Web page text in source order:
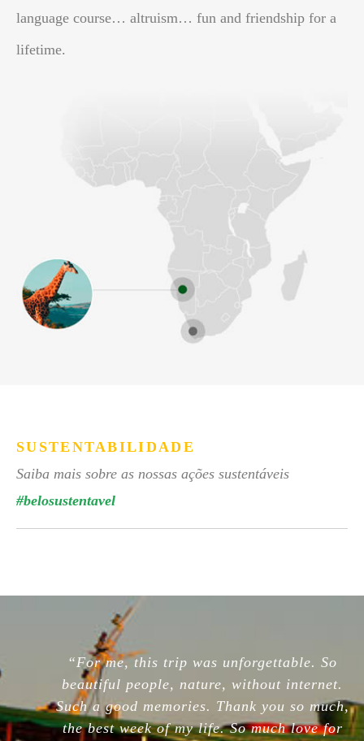
language course… altruism… fun and friendship for a
lifetime.
SUSTENTABILIDADE
Saiba mais sobre as nossas ações sustentáveis
#belosustentavel
“For me, this trip was unforgettable. So
beautiful people, nature, without internet.
Such a good memories. Thank you so much,
the best week of my life. So much love for